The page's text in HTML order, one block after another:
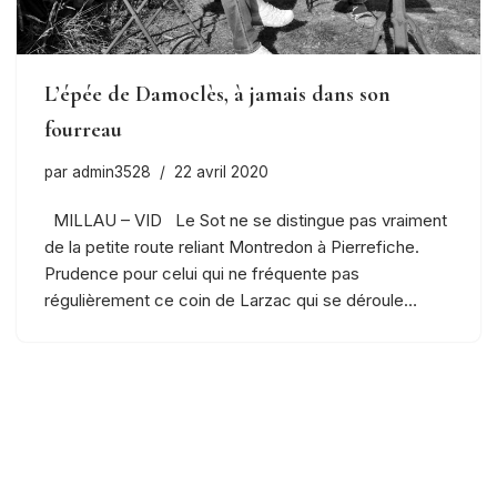
L’épée de Damoclès, à jamais dans son
fourreau
par admin3528 22 avril 2020
MILLAU – VID Le Sot ne se distingue pas vraiment
de la petite route reliant Montredon à Pierrefiche.
Prudence pour celui qui ne fréquente pas
régulièrement ce coin de Larzac qui se déroule…